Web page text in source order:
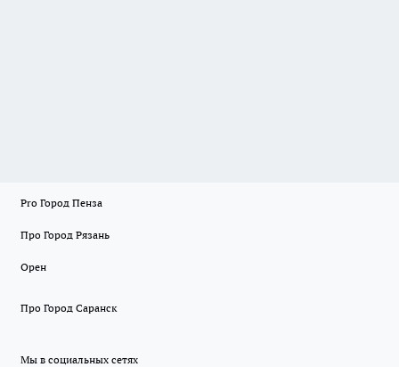
Pro Город Пенза
Про Город Рязань
Орен
Про Город Саранск
Мы в социальных сетях